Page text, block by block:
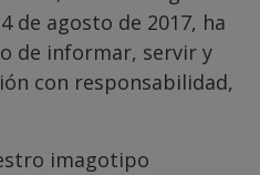
de agosto de 2017, ha
de informar, servir y
con responsabilidad,
imagotipo